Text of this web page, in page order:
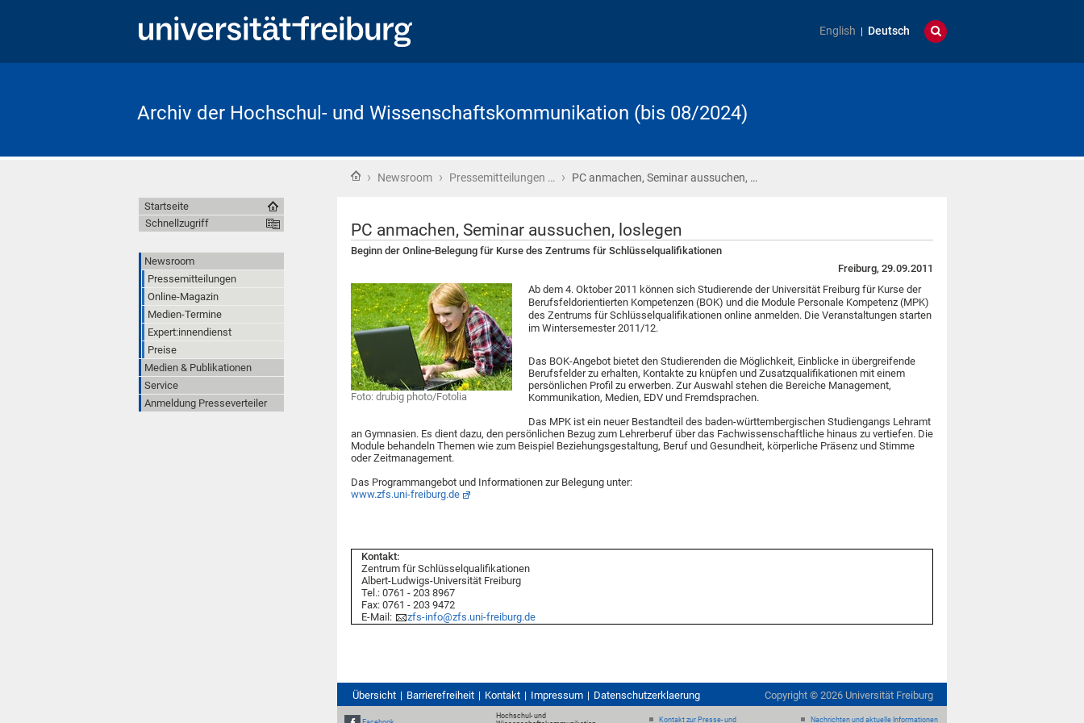
English Deutsch
Archiv der Hochschul- und Wissenschaftskommunikation (bis 08/2024)
Startseite
› Newsroom › Pressemitteilungen … › PC anmachen, Seminar aussuchen, …
PC anmachen, Seminar aussuchen, loslegen
Beginn der Online-Belegung für Kurse des Zentrums für Schlüsselqualifikationen
Freiburg, 29.09.2011
Foto: drubig photo/Fotolia
Ab dem 4. Oktober 2011 können sich Studierende der Universität Freiburg für Kurse der
Berufsfeldorientierten Kompetenzen (BOK) und die Module Personale Kompetenz (MPK)
des Zentrums für Schlüsselqualifikationen online anmelden. Die Veranstaltungen starten
im Wintersemester 2011/12.
Das BOK-Angebot bietet den Studierenden die Möglichkeit, Einblicke in übergreifende
Berufsfelder zu erhalten, Kontakte zu knüpfen und Zusatzqualifikationen mit einem
persönlichen Profil zu erwerben. Zur Auswahl stehen die Bereiche Management,
Kommunikation, Medien, EDV und Fremdsprachen.
Das MPK ist ein neuer Bestandteil des baden-württembergischen Studiengangs Lehramt
an Gymnasien. Es dient dazu, den persönlichen Bezug zum Lehrerberuf über das Fachwissenschaftliche hinaus zu vertiefen. Die
Module behandeln Themen wie zum Beispiel Beziehungsgestaltung, Beruf und Gesundheit, körperliche Präsenz und Stimme
oder Zeitmanagement.
Das Programmangebot und Informationen zur Belegung unter:
www.zfs.uni-freiburg.de
Kontakt:
Zentrum für Schlüsselqualifikationen
Albert-Ludwigs-Universität Freiburg
Tel.: 0761 - 203 8967
Fax: 0761 - 203 9472
E-Mail:
zfs-info@zfs.uni-freiburg.de
Startseite
Schnellzugriff
Newsroom
Pressemitteilungen
Online-Magazin
Medien-Termine
Expert:innendienst
Preise
Medien & Publikationen
Service
Anmeldung Presseverteiler
Übersicht Barrierefreiheit Kontakt Impressum Datenschutzerklaerung Copyright © 2026 Universität Freiburg
Hochschul- und
Kontakt zur Presse- und Nachrichten und aktuelle Informationen